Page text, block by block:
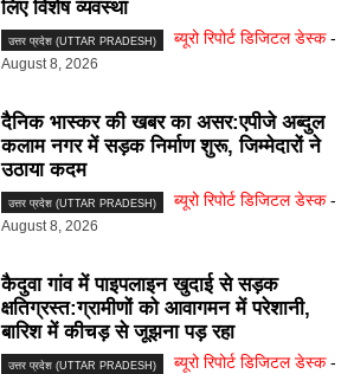
लिए विशेष व्यवस्था
उत्तर प्रदेश (UTTAR PRADESH) ब्यूरो रिपोर्ट डिजिटल डेस्क -
August 8, 2026
दैनिक भास्कर की खबर का असर:एपीजे अब्दुल
कलाम नगर में सड़क निर्माण शुरू, जिम्मेदारों ने
उठाया कदम
उत्तर प्रदेश (UTTAR PRADESH) ब्यूरो रिपोर्ट डिजिटल डेस्क -
August 8, 2026
कैदुवा गांव में पाइपलाइन खुदाई से सड़क
क्षतिग्रस्त:ग्रामीणों को आवागमन में परेशानी,
बारिश में कीचड़ से जूझना पड़ रहा
उत्तर प्रदेश (UTTAR PRADESH) ब्यूरो रिपोर्ट डिजिटल डेस्क -